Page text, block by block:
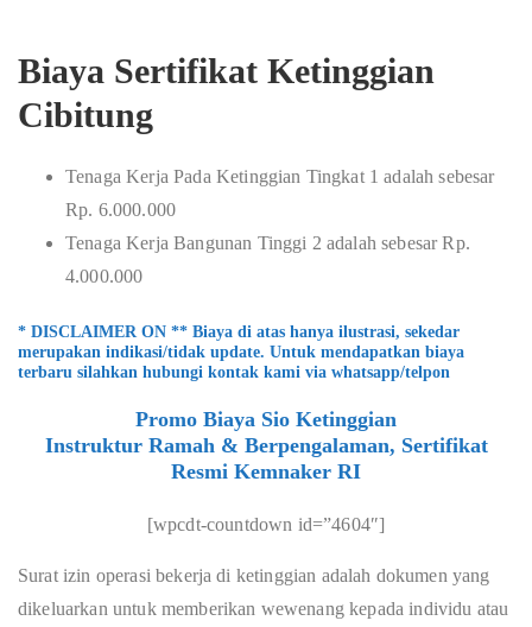
Biaya Sertifikat Ketinggian
Cibitung
Tenaga Kerja Pada Ketinggian Tingkat 1 adalah sebesar
Rp. 6.000.000
Tenaga Kerja Bangunan Tinggi 2 adalah sebesar Rp.
4.000.000
* DISCLAIMER ON ** Biaya di atas hanya ilustrasi, sekedar
merupakan indikasi/tidak update. Untuk mendapatkan biaya
terbaru silahkan hubungi kontak kami via whatsapp/telpon
Promo Biaya Sio Ketinggian
Instruktur Ramah & Berpengalaman, Sertifikat
Resmi Kemnaker RI
[wpcdt-countdown id=”4604″]
Surat izin operasi bekerja di ketinggian adalah dokumen yang
dikeluarkan untuk memberikan wewenang kepada individu atau